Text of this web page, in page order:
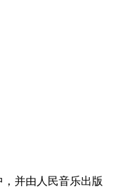
并由人民音乐出版